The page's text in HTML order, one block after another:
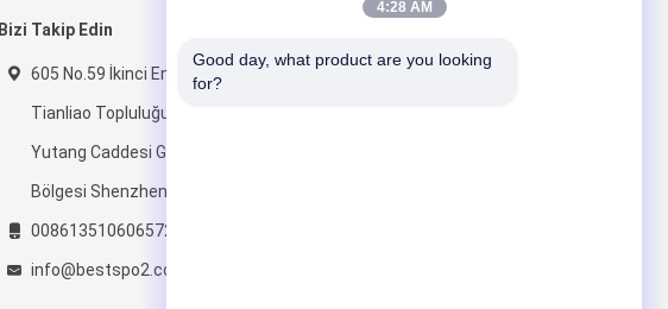
Bizi Takip Edin
605 No.59 İkinci Endüstriyel
Tianliao Topluluğu Binası
Yutang Caddesi Guangming
Bölgesi Shenzhen Çin
008613510606572
info@bestspo2.com
4:28 AM
Good day, what product are you looking
for?